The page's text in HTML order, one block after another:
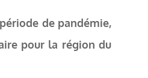
de pandémie,
pour la région du